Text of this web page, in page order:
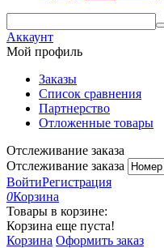
Аккаунт
Мой профиль
Заказы
Список сравнения
Партнерство
Отложенные товары
Отслеживание заказа
Отслеживание заказа
ВойтиРегистрация
0Корзина
Товары в корзине:
Корзина еще пуста!
Корзина Оформить заказ